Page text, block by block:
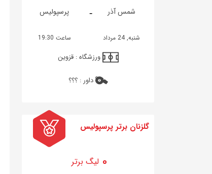
- شمس آذر پرسپولیس
شنبه, 24 مرداد ساعت 19:30
ورزشگاه :قزوین
داور :؟؟؟
گلزنان برتر پرسپولیس
لیگ برتر